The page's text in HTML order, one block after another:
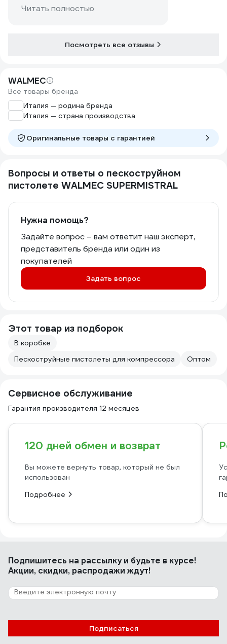
ресивер. Такое споло удобно при
деликатном пескоструе небольших
Читать полностью
Посмотреть все отзывы
WALMEC
Все товары бренда
Италия — родина бренда
Италия — страна производства
Оригинальные товары c гарантией
Вопросы и ответы о пескоструйном
пистолете WALMEC SUPERMISTRAL
Нужна помощь?
Задайте вопрос – вам ответит наш эксперт,
представитель бренда или один из
покупателей
Задать вопрос
Этот товар из подборок
В коробке
Пескоструйные пистолеты для компрессора
Оптом
Сервисное обслуживание
Гарантия производителя 12 месяцев
120 дней обмен и возврат
Вы можете вернуть товар, который не был
использован
Подробнее
Подпишитесь на рассылкуи будьте в курсе!
Акции, скидки, распродажи ждут!
Подписаться